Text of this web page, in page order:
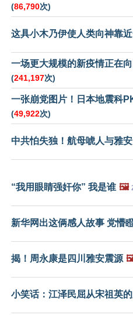
(86,790次)
这具小木乃伊使人类向神靠
一场更大规模的新疫情正在
(241,197次)
一张崩党图片！日本地震科
(49,922次)
中共怕失独！航母唬人与雅
“我用眼睛强奸你” 我是谁 🖼️
新华网出这俩感人故事 党懵
揭！周永康是四川雅安震源
小笑话：江泽民屈从宋祖英的